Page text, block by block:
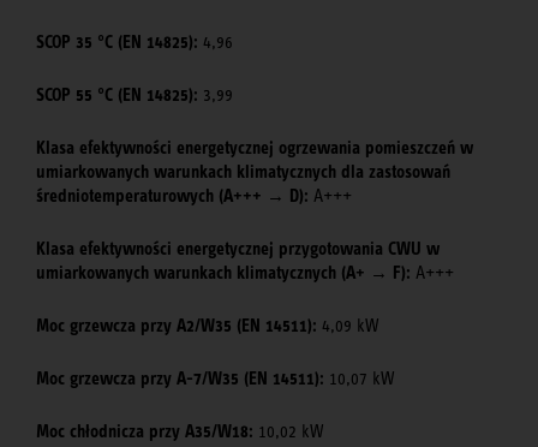
SCOP 35 °C (EN 14825): 4,96
SCOP 55 °C (EN 14825): 3,99
Klasa efektywności energetycznej ogrzewania pomieszczeń w
umiarkowanych warunkach klimatycznych dla zastosowań
średniotemperaturowych (A+++ → D): A+++
Klasa efektywności energetycznej przygotowania CWU w
umiarkowanych warunkach klimatycznych (A+ → F): A+++
Moc grzewcza przy A2/W35 (EN 14511): 4,09 kW
Moc grzewcza przy A-7/W35 (EN 14511): 10,07 kW
Moc chłodnicza przy A35/W18: 10,02 kW